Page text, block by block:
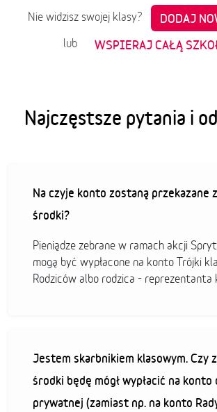
Nie widzisz swojej klasy?
DODAJ
lub
WSPIERAJ CAŁĄ
Najczęstsze pytania i
Na czyje konto zostaną przekazane
środki?
Pieniądze zebrane w ramach akcji
mogą być wypłacone na konto Trójki
Rodziców albo rodzica - reprezentanta
Jestem skarbnikiem klasowym. Czy
środki będę mógł wypłacić na konto
prywatnej (zamiast np. na konto